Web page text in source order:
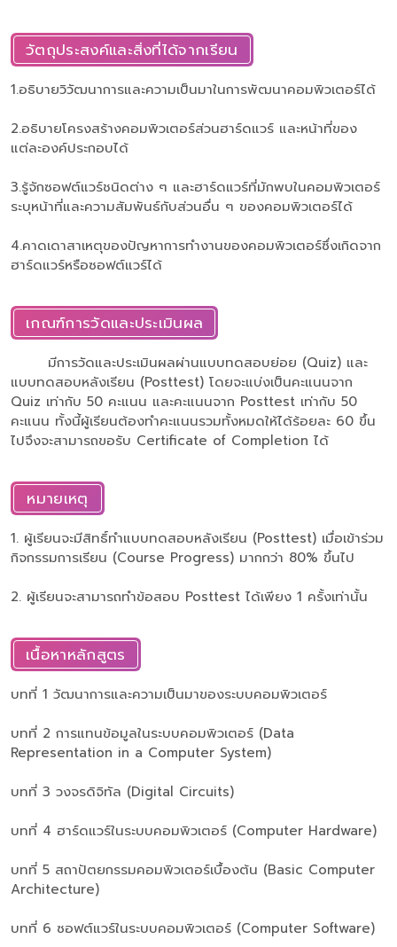
วัตถุประสงค์และสิ่งที่ได้จากเรียน
1.อธิบายวิวัฒนาการและความเป็นมาในการพัฒนาคอมพิวเตอร์ได้
2.อธิบายโครงสร้างคอมพิวเตอร์ส่วนฮาร์ดแวร์ และหน้าที่ของ
แต่ละองค์ประกอบได้
3.รู้จักซอฟต์แวร์ชนิดต่าง ๆ และฮาร์ดแวร์ที่มักพบในคอมพิวเตอร์
ระบุหน้าที่และความสัมพันธ์กับส่วนอื่น ๆ ของคอมพิวเตอร์ได้
4.คาดเดาสาเหตุของปัญหาการทำงานของคอมพิวเตอร์ซึ่งเกิดจาก
ฮาร์ดแวร์หรือซอฟต์แวร์ได้
เกณฑ์การวัดและประเมินผล
มีการวัดและประเมินผลผ่านแบบทดสอบย่อย (Quiz) และ
แบบทดสอบหลังเรียน (Posttest) โดยจะแบ่งเป็นคะแนนจาก
Quiz เท่ากับ 50 คะแนน และคะแนนจาก Posttest เท่ากับ 50
คะแนน ทั้งนี้ผู้เรียนต้องทำคะแนนรวมทั้งหมดให้ได้ร้อยละ 60 ขึ้น
ไปจึงจะสามารถขอรับ Certificate of Completion ได้
หมายเหตุ
1. ผู้เรียนจะมีสิทธิ์ทำแบบทดสอบหลังเรียน (Posttest) เมื่อเข้าร่วม
กิจกรรมการเรียน (Course Progress) มากกว่า 80% ขึ้นไป
2. ผู้เรียนจะสามารถทำข้อสอบ Posttest ได้เพียง 1 ครั้งเท่านั้น
เนื้อหาหลักสูตร
บทที่ 1 วัฒนาการและความเป็นมาของระบบคอมพิวเตอร์
บทที่ 2 การแทนข้อมูลในระบบคอมพิวเตอร์ (Data
Representation in a Computer System)
บทที่ 3 วงจรดิจิทัล (Digital Circuits)
บทที่ 4 ฮาร์ดแวร์ในระบบคอมพิวเตอร์ (Computer Hardware)
บทที่ 5 สถาปัตยกรรมคอมพิวเตอร์เบื้องต้น (Basic Computer
Architecture)
บทที่ 6 ซอฟต์แวร์ในระบบคอมพิวเตอร์ (Computer Software)